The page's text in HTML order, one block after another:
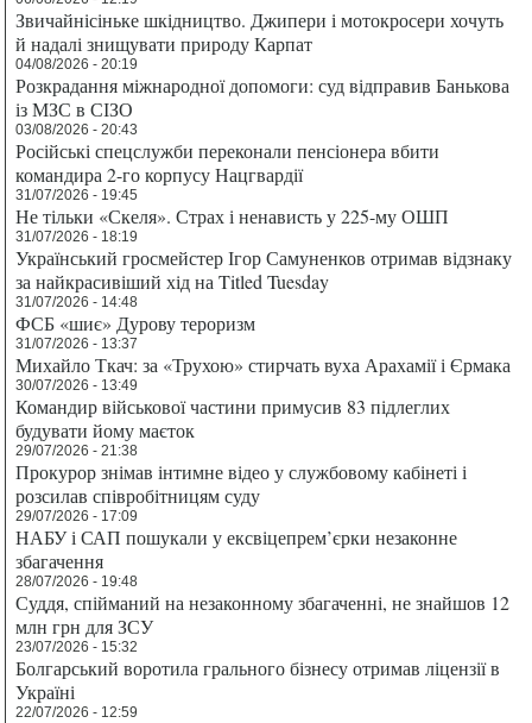
Звичайнісіньке шкідництво. Джипери і мотокросери хочуть
й надалі знищувати природу Карпат
04/08/2026 - 20:19
Розкрадання міжнародної допомоги: суд відправив Банькова
із МЗС в СІЗО
03/08/2026 - 20:43
Російські спецслужби переконали пенсіонера вбити
командира 2-го корпусу Нацгвардії
31/07/2026 - 19:45
Не тільки «Скеля». Страх і ненависть у 225-му ОШП
31/07/2026 - 18:19
Український гросмейстер Ігор Самуненков отримав відзнаку
за найкрасивіший хід на Titled Tuesday
31/07/2026 - 14:48
ФСБ «шиє» Дурову тероризм
31/07/2026 - 13:37
Михайло Ткач: за «Трухою» стирчать вуха Арахамії і Єрмака
30/07/2026 - 13:49
Командир військової частини примусив 83 підлеглих
будувати йому маєток
29/07/2026 - 21:38
Прокурор знімав інтимне відео у службовому кабінеті і
розсилав співробітницям суду
29/07/2026 - 17:09
НАБУ і САП пошукали у ексвіцепрем’єрки незаконне
збагачення
28/07/2026 - 19:48
Суддя, спійманий на незаконному збагаченні, не знайшов 12
млн грн для ЗСУ
23/07/2026 - 15:32
Болгарський воротила грального бізнесу отримав ліцензії в
Україні
22/07/2026 - 12:59